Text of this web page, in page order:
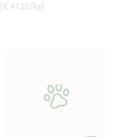
(€ 47,10/kg)